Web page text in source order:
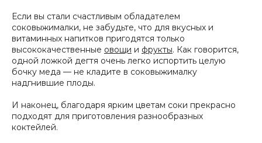
Если вы стали счастливым обладателем
соковыжималки, не забудьте, что для вкусных и
витаминных напитков пригодятся только
высококачественные овощи и фрукты. Как говорится,
одной ложкой дегтя очень легко испортить целую
бочку меда — не кладите в соковыжималку
надгнившие плоды.
И наконец, благодаря ярким цветам соки прекрасно
подходят для приготовления разнообразных
коктейлей.